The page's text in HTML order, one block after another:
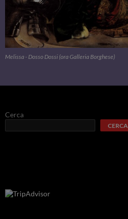
Melissa - Dosso Dossi (ora Galleria Borghese)
Cerca
CERCA